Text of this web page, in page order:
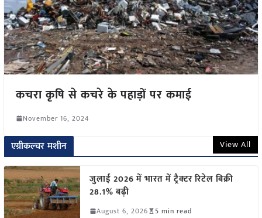
कचरा कृषि से कचरे के पहाड़ों पर कमाई
November 16, 2024
एग्रीकल्चर मशीन View All
जुलाई 2026 में भारत में ट्रैक्टर रिटेल बिक्री
28.1% बढ़ी
August 6, 2026 5 min read